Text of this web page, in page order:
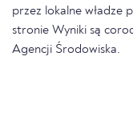
przez lokalne władze
stronie Wyniki są
Agencji Środowiska.